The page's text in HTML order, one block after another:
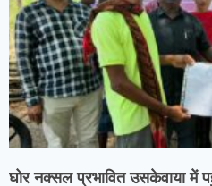
घोर नक्सल प्रभावित उसकेवाया में